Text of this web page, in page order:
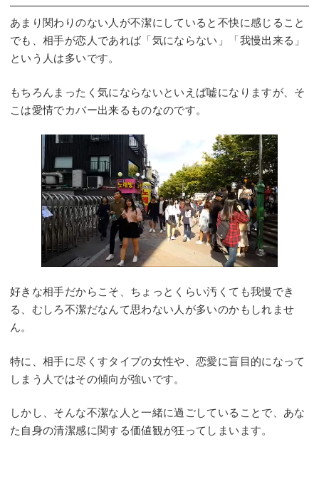
あまり関わりのない人が不潔にしていると不快に感じること
でも、相手が恋人であれば「気にならない」「我慢出来る」
という人は多いです。
もちろんまったく気にならないといえば嘘になりますが、そ
こは愛情でカバー出来るものなのです。
好きな相手だからこそ、ちょっとくらい汚くても我慢でき
る、むしろ不潔だなんて思わない人が多いのかもしれませ
ん。
特に、相手に尽くすタイプの女性や、恋愛に盲目的になって
しまう人ではその傾向が強いです。
しかし、そんな不潔な人と一緒に過ごしていることで、あな
た自身の清潔感に関する価値観が狂ってしまいます。